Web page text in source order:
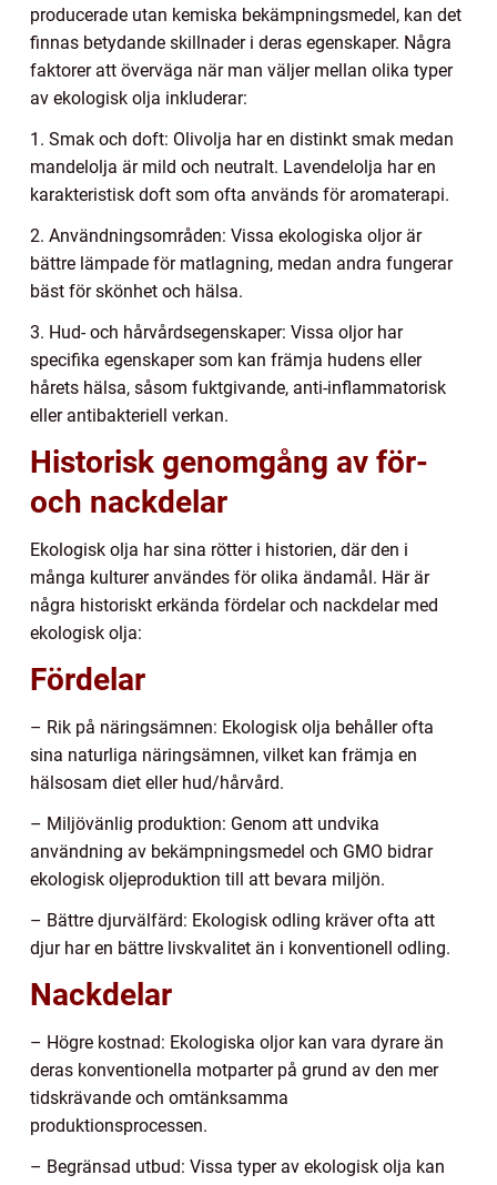
producerade utan kemiska bekämpningsmedel, kan det
finnas betydande skillnader i deras egenskaper. Några
faktorer att överväga när man väljer mellan olika typer
av ekologisk olja inkluderar:
1. Smak och doft: Olivolja har en distinkt smak medan
mandelolja är mild och neutralt. Lavendelolja har en
karakteristisk doft som ofta används för aromaterapi.
2. Användningsområden: Vissa ekologiska oljor är
bättre lämpade för matlagning, medan andra fungerar
bäst för skönhet och hälsa.
3. Hud- och hårvårdsegenskaper: Vissa oljor har
specifika egenskaper som kan främja hudens eller
hårets hälsa, såsom fuktgivande, anti-inflammatorisk
eller antibakteriell verkan.
Historisk genomgång av för-
och nackdelar
Ekologisk olja har sina rötter i historien, där den i
många kulturer användes för olika ändamål. Här är
några historiskt erkända fördelar och nackdelar med
ekologisk olja:
Fördelar
– Rik på näringsämnen: Ekologisk olja behåller ofta
sina naturliga näringsämnen, vilket kan främja en
hälsosam diet eller hud/hårvård.
– Miljövänlig produktion: Genom att undvika
användning av bekämpningsmedel och GMO bidrar
ekologisk oljeproduktion till att bevara miljön.
– Bättre djurvälfärd: Ekologisk odling kräver ofta att
djur har en bättre livskvalitet än i konventionell odling.
Nackdelar
– Högre kostnad: Ekologiska oljor kan vara dyrare än
deras konventionella motparter på grund av den mer
tidskrävande och omtänksamma
produktionsprocessen.
– Begränsad utbud: Vissa typer av ekologisk olja kan